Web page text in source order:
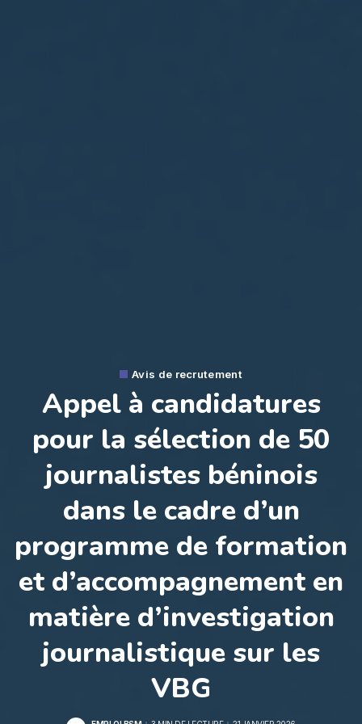
Avis de recrutement
Appel à candidatures
pour la sélection de 50
journalistes béninois
dans le cadre d’un
programme de formation
et d’accompagnement en
matière d’investigation
journalistique sur les
VBG